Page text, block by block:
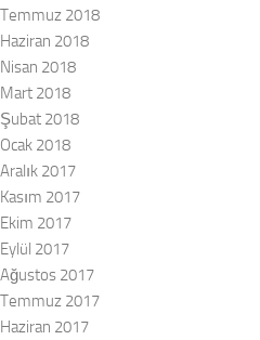
Temmuz 2018
Haziran 2018
Nisan 2018
Mart 2018
Şubat 2018
Ocak 2018
Aralık 2017
Kasım 2017
Ekim 2017
Eylül 2017
Ağustos 2017
Temmuz 2017
Haziran 2017